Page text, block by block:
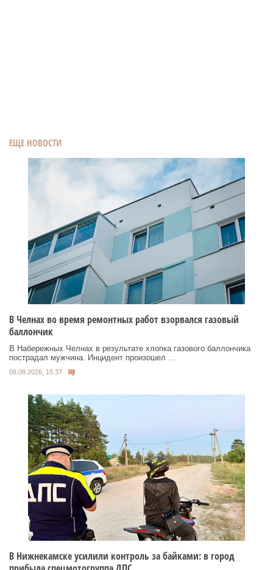
ЕЩЕ НОВОСТИ
В Челнах во время ремонтных работ взорвался газовый
баллончик
В Набережных Челнах в результате хлопка газового баллончика
пострадал мужчина. Инцидент произошел ...
08.08.2026, 15:37
В Нижнекамске усилили контроль за байками: в город